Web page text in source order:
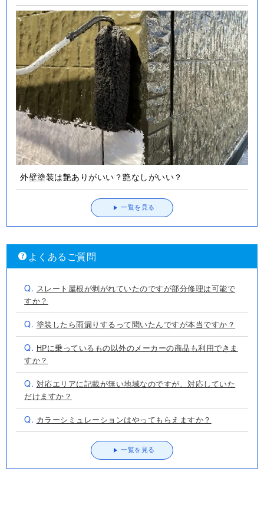
外壁塗装は艶ありがいい？艶なしがいい？
一覧を見る
よくあるご質問
Q. スレート屋根が剥がれていたのですが部分修理は可能で
すか？
Q. 塗装したら雨漏りするって聞いたんですが本当ですか？
Q. HPに乗っているもの以外のメーカーの商品も利用できま
すか？
Q. 対応エリアに記載が無い地域なのですが、対応していた
だけますか？
Q. カラーシミュレーションはやってもらえますか？
一覧を見る